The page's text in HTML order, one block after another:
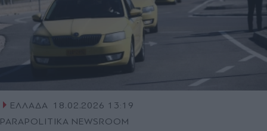
ΕΛΛΑΔΑ 18.02.2026 13:19
PARAPOLITIKA NEWSROOM